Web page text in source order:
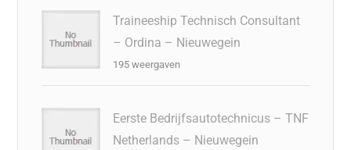
Traineeship Technisch Consultant
– Ordina – Nieuwegein
195 weergaven
Eerste Bedrijfsautotechnicus – TNF
Netherlands – Nieuwegein